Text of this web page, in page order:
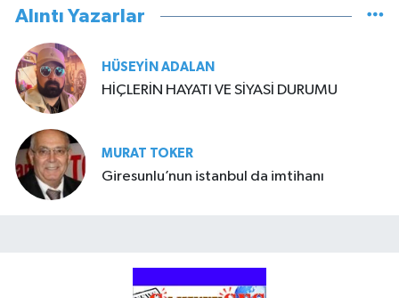
Alıntı Yazarlar
HÜSEYIN ADALAN
HİÇLERİN HAYATI VE SİYASİ DURUMU
MURAT TOKER
Giresunlu’nun istanbul da imtihanı